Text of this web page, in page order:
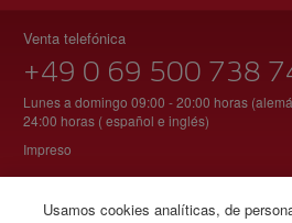
Venta telefónica
+49 0 69 500 738
Lunes a domingo 09:00 - 20:00 horas
24:00 horas ( español e inglés)
Impreso
Usamos cookies analíticas, de